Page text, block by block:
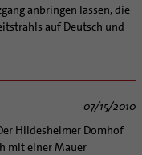
anbringen lassen, die
auf Deutsch und
07/15/2010
Hildesheimer Domhof
mit einer Mauer